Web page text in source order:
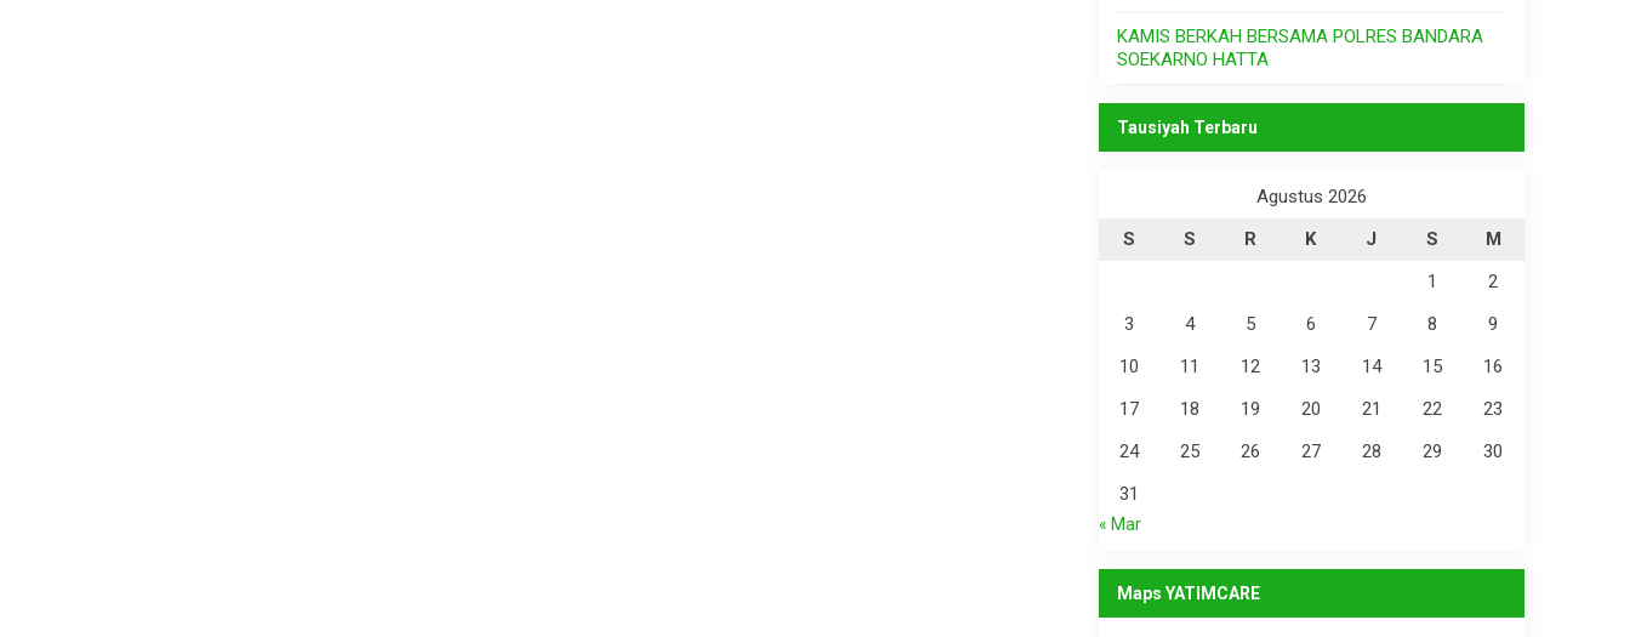
KAMIS BERKAH BERSAMA POLRES BANDARA
SOEKARNO HATTA
Tausiyah Terbaru
Agustus 2026
S
S R K J S
M
1
2
3
4 5 6 7 8
9
10
11 12 13 14 15
16
17
18 19 20 21 22
23
24
25 26 27 28 29
30
31
« Mar
Maps YATIMCARE